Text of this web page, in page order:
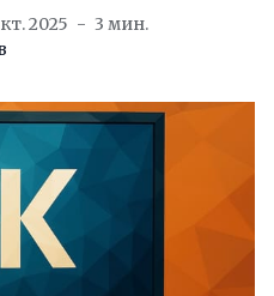
2025
3 мин.